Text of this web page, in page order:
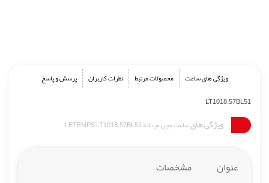
ویژگی های ساعت محصولات مرتبط نظرات کاربران
پرسش و پاسخ
LT1018.57BL51
ویژگی هایساعت مچی مردانه LETEMPS LT1018.57BL51
عنوان مشخصات